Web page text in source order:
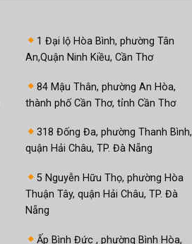
1 Đại lộ Hòa Bình, phường Tân
An,Quận Ninh Kiều, Cần Thơ
84 Mậu Thân, phường An Hòa,
thành phố Cần Thơ, tỉnh Cần Thơ
318 Đống Đa, phường Thanh Bình,
quận Hải Châu, TP. Đà Nẵng
5 Nguyễn Hữu Thọ, phường Hòa
Thuận Tây, quận Hải Châu, TP. Đà
Nẵng
Ấp Bình Đức , phường Bình Hòa,